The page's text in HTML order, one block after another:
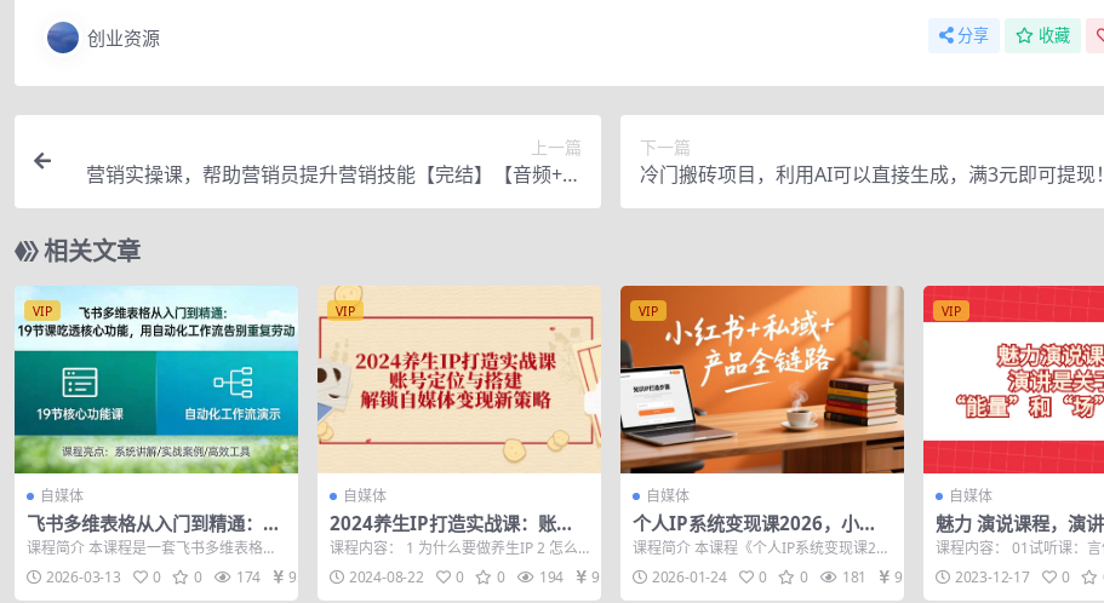
创业资源 分享 收藏
上一篇
营销实操课，帮助营销员提升营销技能【完结】【音频+文
档】
下一篇
冷门搬砖项目，利用AI可以直接生成，满3元即可提现！
相关文章
VIP
自媒体
飞书多维表格从入门到精通：19
节课吃透核心功能，用自动化工
作流告别重复劳动
课程简介 本课程是一套飞书多维表格从
入门到高效应用的系统实战指南，共19
节课程。...
2026-03-13 0 0 174 9.9
VIP
自媒体
2024养生IP打造实战课：账号
定位与搭建，解锁自媒体变现新
策略
课程内容： 1 为什么要做养生IP 2 怎么
做账号定位和搭建 3 直播问答 4 ...
2024-08-22 0 0 194 9.9
VIP
自媒体
个人IP系统变现课2026，小红
书+私域+产品全链路，手把手教
你打造年入百万的知识IP
课程简介 本课程《个人IP系统变现课20
26》是一套由谢胜子主讲，旨在系统构
建并...2026-01-24 0 0 181 9.9
VIP
自媒体
魅力 演说课程，演
量”和“场”的游戏
课程内容： 01试听课：
来，你还不会演说吗？
节：...2023-12-17 0